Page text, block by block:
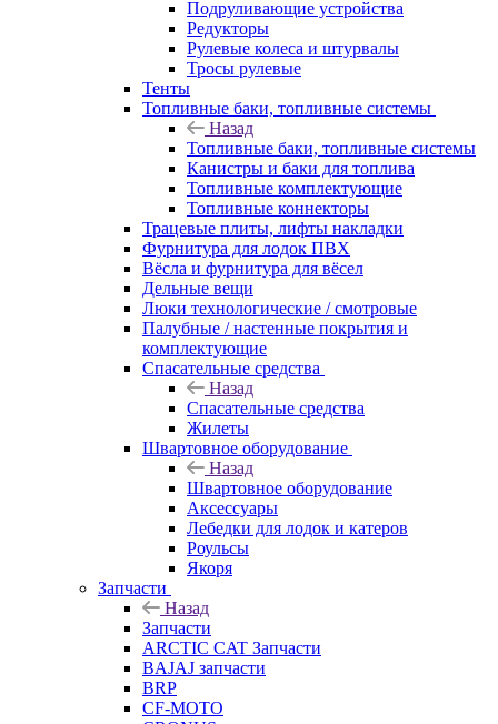
Подруливающие устройства
Редукторы
Рулевые колеса и штурвалы
Тросы рулевые
Тенты
Топливные баки, топливные системы
Назад
Топливные баки, топливные системы
Канистры и баки для топлива
Топливные комплектующие
Топливные коннекторы
Трацевые плиты, лифты накладки
Фурнитура для лодок ПВХ
Вёсла и фурнитура для вёсел
Дельные вещи
Люки технологические / смотровые
Палубные / настенные покрытия и
комплектующие
Спасательные средства
Назад
Спасательные средства
Жилеты
Швартовное оборудование
Назад
Швартовное оборудование
Аксессуары
Лебедки для лодок и катеров
Роульсы
Якоря
Запчасти
Назад
Запчасти
ARCTIC CAT Запчасти
BAJAJ запчасти
BRP
CF-MOTO